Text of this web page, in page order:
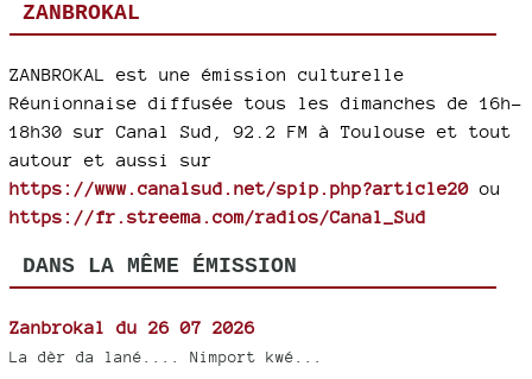
ZANBROKAL
ZANBROKAL est une émission culturelle
Réunionnaise diffusée tous les dimanches de 16h-
18h30 sur Canal Sud, 92.2 FM à Toulouse et tout
autour et aussi sur
https://www.canalsud.net/spip.php?article20 ou
https://fr.streema.com/radios/Canal_Sud
DANS LA MÊME ÉMISSION
Zanbrokal du 26 07 2026
La dèr da lané.... Nimport kwé...